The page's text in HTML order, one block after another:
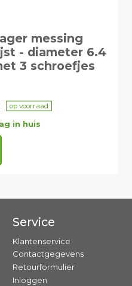
messing
- diameter 6.4
3 schroefjes
op voorraad
in huis
Service
Klantenservice
Contactgegevens
Retourformulier
Inloggen